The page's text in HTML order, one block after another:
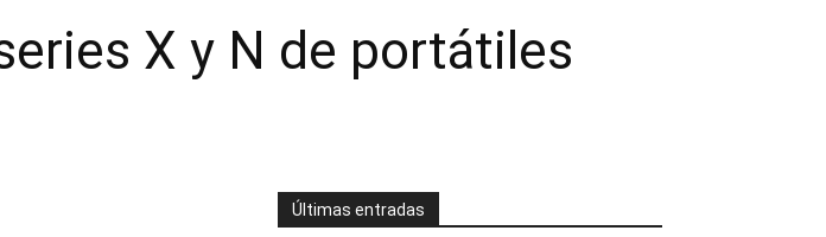
X y N de portátiles
Últimas entradas